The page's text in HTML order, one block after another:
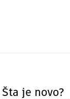
je novo?